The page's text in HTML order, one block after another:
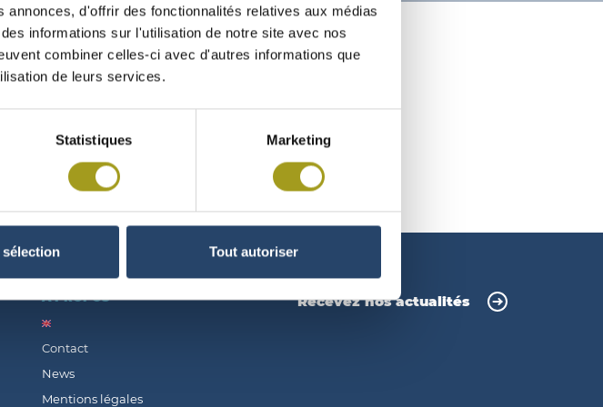
d'offrir des fonctionnalités relatives aux médias
informations sur l'utilisation de notre site avec nos
combiner celles-ci avec d'autres informations que
de leurs services.
Statistiques Marketing
Tout autoriser
29/05/2015
À PROPOS
Contact
News
Mentions légales
Recevez nos actualités